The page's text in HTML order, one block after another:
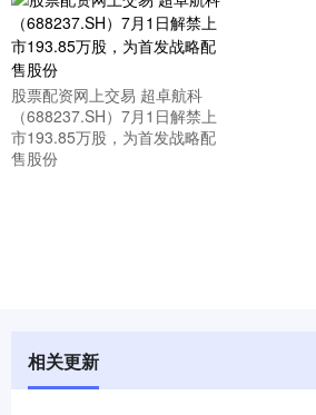
股票配资网上交易 超卓航科
（688237.SH）7月1日解禁上
市193.85万股，为首发战略配
售股份
相关更新